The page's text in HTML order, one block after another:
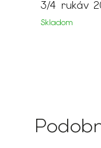
3/4 rukáv
Skladom